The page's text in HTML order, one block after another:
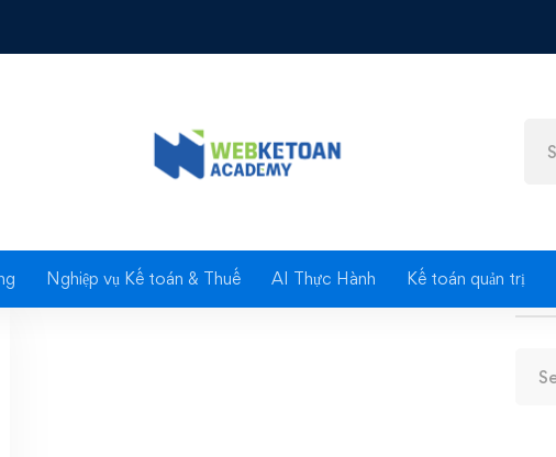
for:
Nghiệp vụ Kế toán & Thuế AI Thực Hành Kế toán quản trị
for: